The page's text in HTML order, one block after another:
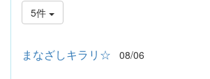
5件
まなざしキラリ☆ 08/06